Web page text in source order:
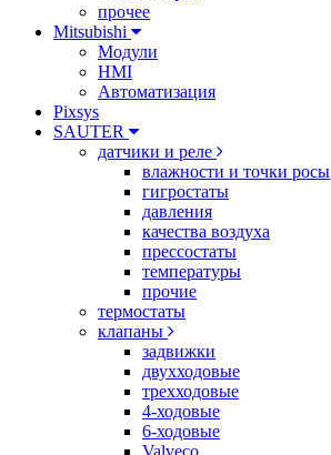
прочее
Mitsubishi
Модули
HMI
Автоматизация
Pixsys
SAUTER
датчики и реле
влажности и точки росы
гигростаты
давления
качества воздуха
прессостаты
температуры
прочие
термостаты
клапаны
задвижки
двухходовые
трехходовые
4-ходовые
6-ходовые
Valveco